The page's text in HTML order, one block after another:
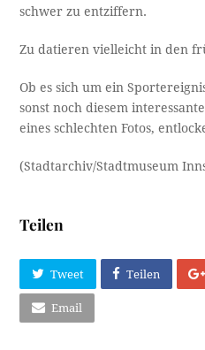
schwer zu entziffern.
Zu datieren vielleicht in den
Ob es sich um ein
sonst noch diesem
eines schlechten Fotos,
(Stadtarchiv/Stadtmuseum
Teilen
Tweet Teilen
Email